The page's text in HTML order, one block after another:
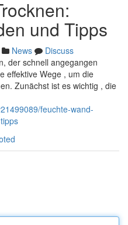
und Tipps
News
Discuss
der schnell angegangen
effektive Wege , um die
Zunächst ist es wichtig , die
feuchte-wand-